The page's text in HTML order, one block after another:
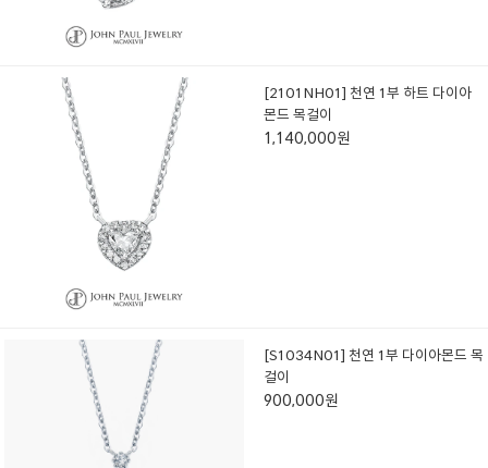
[2101NH01] 천연 1부 하트 다이아
몬드 목걸이
1,140,000원
[S1034N01] 천연 1부 다이아몬드 목
걸이
900,000원